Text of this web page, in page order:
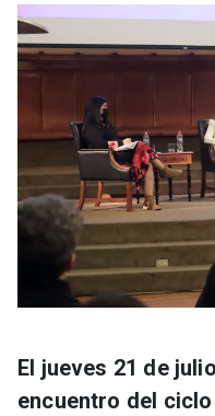
El jueves 21 de
encuentro del